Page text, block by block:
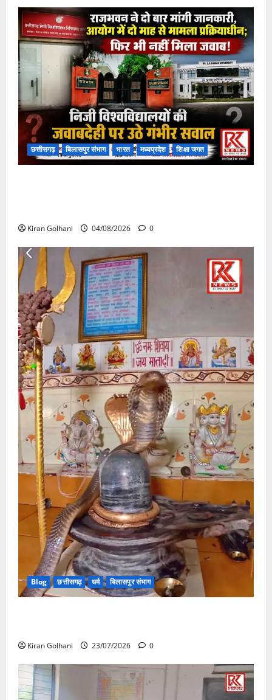
छत्तीसगढ़ बिलासपुर संभाग भारत मध्यप्रदेश शिक्षा जगत
Kiran Golhani 04/08/2026 0
Blog छत्तीसगढ़ धर्म बिलासपुर संभाग
Kiran Golhani 23/07/2026 0